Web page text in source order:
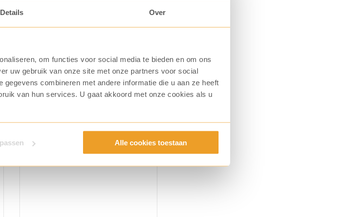
Details Over
om functies voor social media te bieden en om ons
uw gebruik van onze site met onze partners voor social
combineren met andere informatie die u aan ze heeft
van hun services. U gaat akkoord met onze cookies als u
Alle cookies toestaan